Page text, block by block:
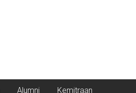
Alumni Kemitraan